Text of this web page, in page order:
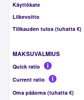
Käyttökate
Liikevoitto
Tilikauden tulos (tuhatta €)
MAKSUVALMIUS
Quick ratio
Current ratio
Oma pääoma (tuhatta €)